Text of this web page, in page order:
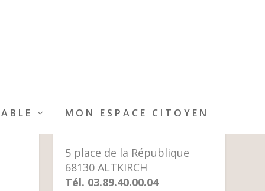
MON ESPACE CITOYEN
MAIRIE D’ALTKIRCH
5 place de la République
68130 ALTKIRCH
Tél. 03.89.40.00.04